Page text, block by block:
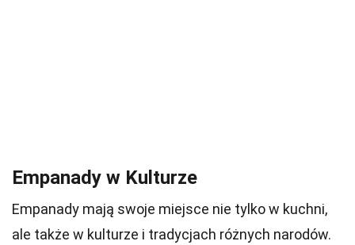
Empanady w Kulturze
Empanady mają swoje miejsce nie tylko w kuchni,
ale także w kulturze i tradycjach różnych narodów.